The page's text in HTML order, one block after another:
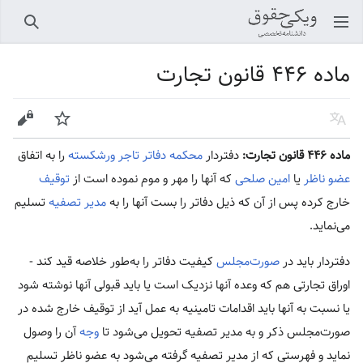
باز کردن منو اصلی جستجو
ماده ۴۴۶ قانون تجارت
زبان پیگیری ویرایش
ماده ۴۴۶ قانون تجارت: دفتردارمحکمهدفاترتاجرورشکسته را به اتفاق
عضو ناظریا امین صلحیکه آنها را مهر و موم نموده‌ است ازتوقیف
خارج کرده پس از آن که ذیل دفاتر را بست آنها را بهمدیر تصفیهتسلیم
می‌نماید.
دفتردار باید درصورت‌مجلسکیفیت دفاتر را به‌طور خلاصه قید کند -
اوراق تجارتی هم که وعده آنها نزدیک است یا باید قبولی آنها نوشته شود
یا نسبت به آنها باید اقدامات تامینیه به عمل آید از توقیف خارج شده در
صورت‌مجلس ذکر و به مدیر تصفیه تحویل می‌شود تا وجهآن را وصول
نماید و فهرستی که از مدیر تصفیه گرفته می‌شود به عضو ناظر تسلیم